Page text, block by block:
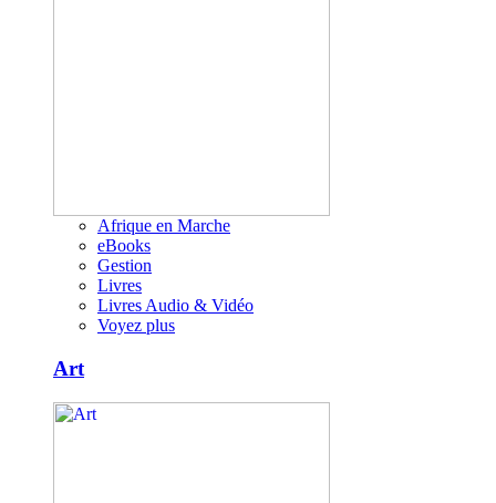
Afrique en Marche
eBooks
Gestion
Livres
Livres Audio & Vidéo
Voyez plus
Art